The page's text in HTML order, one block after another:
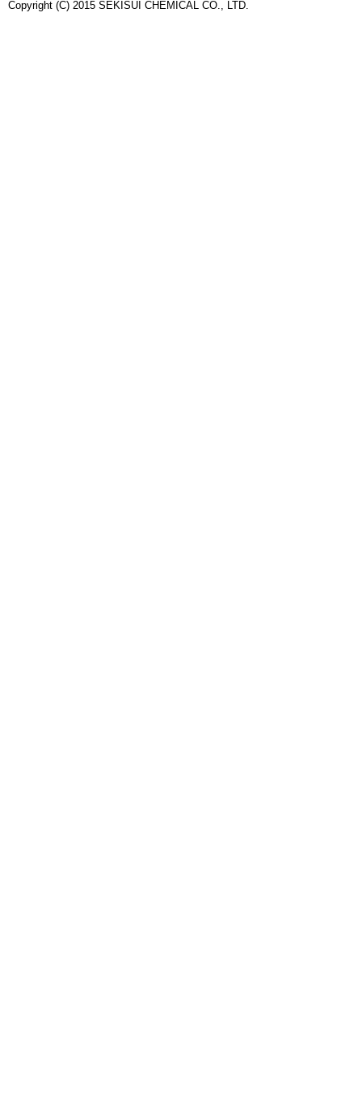
Copyright (C) 2015 SEKISUI CHEMICAL CO., LTD.